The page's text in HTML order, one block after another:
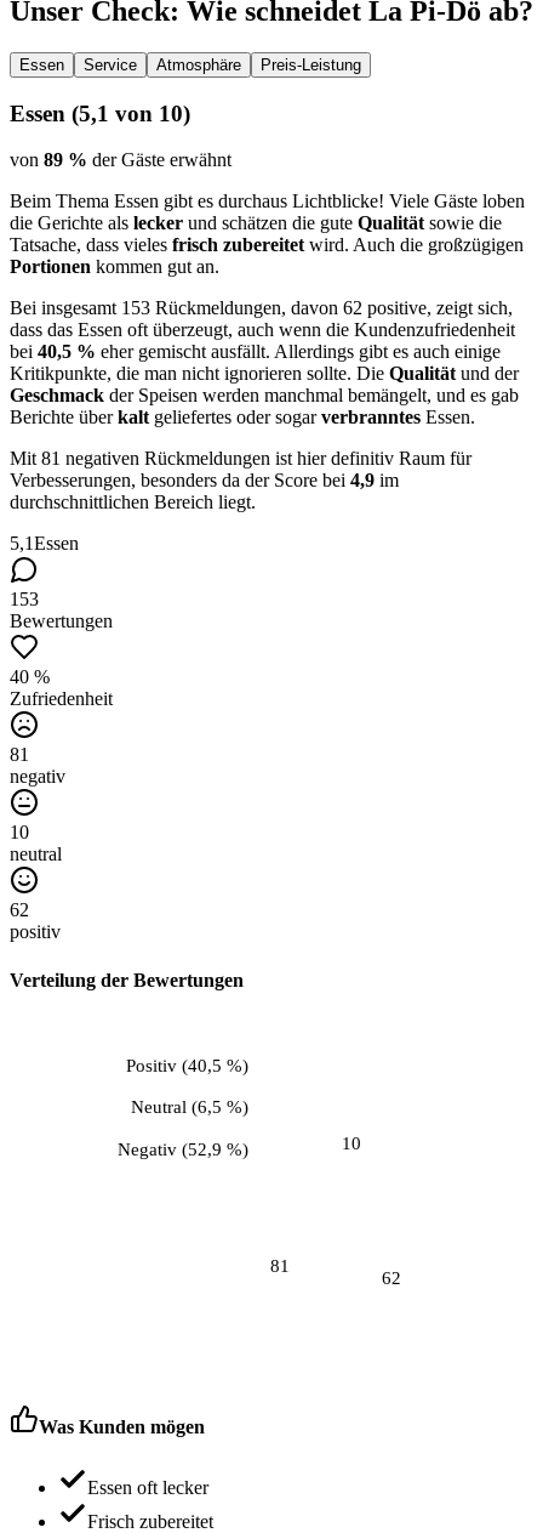
Unser Check: Wie schneidet La Pi-Dö ab?
Essen Service Atmosphäre Preis-Leistung
Essen (5,1 von 10)
von 89 % der Gäste erwähnt
Beim Thema Essen gibt es durchaus Lichtblicke! Viele Gäste loben
die Gerichte als lecker und schätzen die gute Qualitätsowie die
Tatsache, dass vieles frisch zubereitetwird. Auch die großzügigen
Portionen kommen gut an.
Bei insgesamt 153 Rückmeldungen, davon 62 positive, zeigt sich,
dass das Essen oft überzeugt, auch wenn die Kundenzufriedenheit
bei 40,5 % eher gemischt ausfällt. Allerdings gibt es auch einige
Kritikpunkte, die man nicht ignorieren sollte. Die Qualitätund der
Geschmack der Speisen werden manchmal bemängelt, und es gab
Berichte überkaltgeliefertes oder sogarverbranntes Essen.
Mit 81 negativen Rückmeldungen ist hier definitiv Raum für
Verbesserungen, besonders da der Score bei 4,9 im
durchschnittlichen Bereich liegt.
5,1Essen
153
Bewertungen
40 %
Zufriedenheit
81
negativ
10
neutral
62
positiv
Verteilung der Bewertungen
81
Negativ(52,9 %) 10
Neutral(6,5 %)
62
Positiv(40,5 %)
Was Kunden mögen
Essen oft lecker
Frisch zubereitet